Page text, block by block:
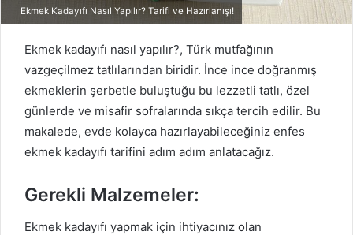
d
e
r
Ekmek Kadayıfı Nasıl Yapılır? Tarifi ve Hazırlanışı!
Ekmek kadayıfı nasıl yapılır?, Türk mutfağının
vazgeçilmez tatlılarından biridir. İnce ince doğranmış
ekmeklerin şerbetle buluştuğu bu lezzetli tatlı, özel
günlerde ve misafir sofralarında sıkça tercih edilir. Bu
makalede, evde kolayca hazırlayabileceğiniz enfes
ekmek kadayıfı tarifini adım adım anlatacağız.
Gerekli Malzemeler:
Ekmek kadayıfı yapmak için ihtiyacınız olan